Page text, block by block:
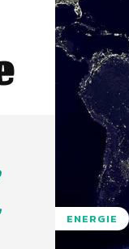
ENERGIE